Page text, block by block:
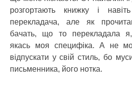
розгортають книжку і
перекладача, але як
бачать, що то перекладала
якась моя специфіка. А не
відпускати у свій стиль, бо
письменника, його нотка.